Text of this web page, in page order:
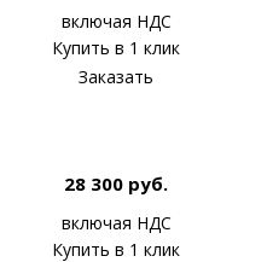
включая НДС
Купить в 1 клик
Заказать
28 300 руб.
включая НДС
Купить в 1 клик